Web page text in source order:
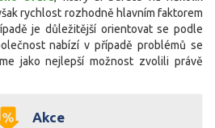
rychlost rozhodně hlavním faktorem
je důležitější orientovat se podle
nabízí v případě problémů se
jako nejlepší možnost zvolili právě
Akce